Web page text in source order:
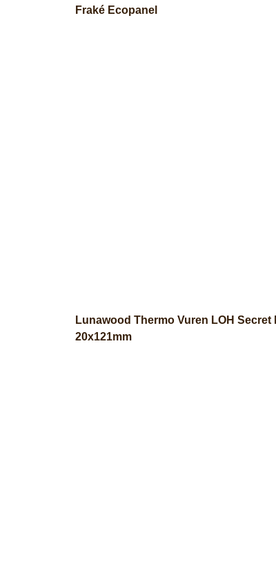
Fraké Ecopanel
Lunawood Thermo Vuren LOH Secret
20x121mm